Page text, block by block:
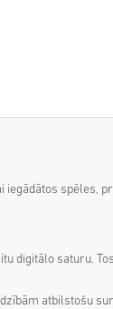
spēles,
digitālo saturu.
atbilstošu